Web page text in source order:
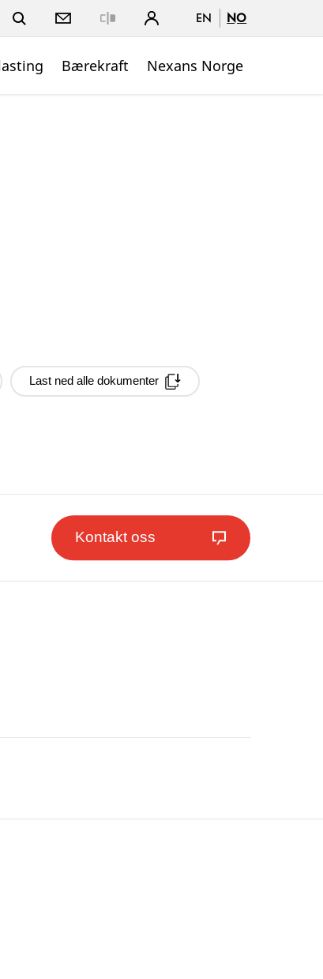
EN NO
Bærekraft Nexans Norge
Last ned alle dokumenter
Kontakt oss